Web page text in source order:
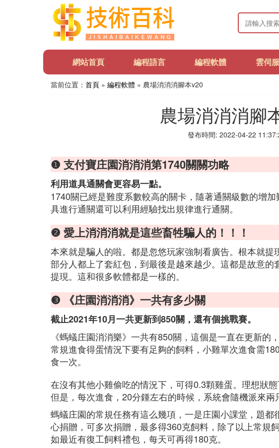
網站首頁 編程語言 編程軟體 雲伺
當前位置： 首頁 » 編程軟體 » 農場消消消腳本v20
農場消消消腳
發布時間: 2022-04-22
❶ 支付寶庄園消消消第1740關關功略
利用道具通關會更容易一點。
1740關已經是難度系數較高的關卡，隨著通關級數的增
具進行通關還可以利用經驗找出規律進行通關。
❷ 愛上消消消就是這些畜牲騙人的！！！
本來就是騙人的啦。都是忽悠玩家強制看廣告。根本就
部分人都上了套紅包，到最後是越來越少。這都是故意
提現。這和很多軟體都是一樣的。
❸ 《庄園消消消》一共有多少關
截止2021年10月一共更新到850關，還有個挑戰賽。
《螞蟻庄園消消樂》一共有850關，這個是一直在更新的
常規進食得蛋情況下要有足夠的飼料，小雞單次進食需
食一次。
在沒有其他小雞偷吃的情況下，可得0.3顆雞蛋。理想狀
但是，每次進食，20分鍾左右的時候，系統會隨機派來兩
螞蟻庄園的常規任務有這么幾項，一是庄園小課堂，題
心捐贈，可多次捐贈，最多得360克飼料，除了以上常規
如最近有復工飼料禮包，每天可再得180克。